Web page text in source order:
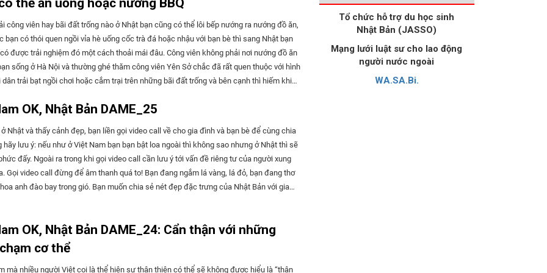
Đây cũng là một ngôi chùa nổi tiếng, lá đỏ vào mùa thu rất đẹp,
xanh tươi mát của mùa xuân cũng thật sự ngoạn mục. Có đường dẫn nước trong
xưa, cây cầu xây bằng gạch này từng được sử dụng làm đường dẫn nước, giờ đây nó
địa điểm cực kỳ nổi tiếng trên Instagram. Ngoài ra, còn có một cánh cổng lớn tên là
leo lên đó bạn có thể ngắm nhìn toàn cảnh thành phố Kyoto. Con dốc Keage
Tuy nhiên, ở khu vực có độ cao thấp chênh lệch lớn thì tàu không thể đi qua nên mọi
dùng xe đẩy để vận chuyển tàu. Incline chỉ tuyến đường sắt (đường ray xe lửa) được
kết nối với các tuyến đường thủy. "Keage Incline" gần chùa Nanzenji có độ dài
mùa xuân, hoa anh đào rất đẹp và mọi người đổ xô về đây để chụp ảnh post lên
Ảnh chụp của tác giả “Đường ray nghiêng Keage” ・339,
Higashiyama-ku, Kyoto ・Miễn phí ・Cách di chuyển: đi tàu điện ngầm từ
đúc ở chùa Nazenji và con dốc Keage, hãy thử ngồi nghỉ trên một băng ghế dài ngay
vực bao gồm đền thờ Heian Jingu, công viên Okazaki và bảo tàng mỹ thuật nối tiếp
cổng Torii khổng lồ của đền Heian Jingu và những hàng cây anh đào dọc theo con
"Lộ trình tản bộ nửa ngày" đã kết thúc.
anh rất rộng, chứa vừa một chiếc ô tô 7 chỗ và 3 chiếc xe máy. Ban ngày, anh mang xe
cửa để sử dụng phòng khách đúng mục đích tiếp khách. Đến tối, anh dẹp bàn ghế vào
nhà cho an toàn. Tôi hỏi tại sao anh không xây tầng hầm để đỗ xe. Anh
tiết Hà Nội mùa mưa dễ ngập, mùa xuân thì nồm nên tầng hầm hộ gia đình thực tế rất
này. Vì là người Việt, cũng từng chứng kiến vô số ngôi nhà tận dụng
làm nơi dựng xe máy, xe đạp và hiện tại là cả ô tô, nên tôi không lấy làm lạ. Tuy
một căn thì thường khi xây, người Nhật bao giờ cũng dành chỗ cho bãi đậu xe. Nhiều
dành tầng 1 làm gara. Nếu khi xây nhà mà biết tính trước, để dành chỗ cho
như ở Nhật Bản là tốt nhất, nhưng vẫn còn một bộ phận lớn người Việt suy nghĩ rằng,
trước rồi sau này có ô tô tính sau. Và điều đó dẫn tới những màn đỗ xe ô tô trong
hoặc thú vị hơn là nửa thân xe trong phòng khách, nửa còn lại ngoài sân. Nhà ở
xây 100% diện tích đất Một căn nhà ở Việt Nam Một người bạn Nhật của
trên. Tuy nhiên, ở Nhật thì khác. Không thể xây nhà trên 100% diện
Lý do là vì luật xây dựng của Nhật Bản có quy định về tỷ lệ được xây dựng so với
chia thành nhiều loại khác nhau. Cơ
chia làm 2 loại: “Khu vực dân cư”, “Khu vực công nghiệp” và “Khu vực thương mại”.
thể ăn uống hoặc nướng BBQ
công viên hay bãi đất trống nào ở Nhật bạn cũng có thể lôi bếp nướng ra nướng đồ ăn,
bạn có thói quen ngồi vỉa hè uống cốc trà đá hoặc nhậu với bạn bè thì sang Nhật bạn
trải nghiệm đó một cách thoải mái đâu. Công viên không phải nơi nướng đồ ăn
sống ở Hà Nội và thường ghé thăm công viên Yên Sở chắc đã rất quen thuộc với hình
dân trải bạt ngồi chơi hoặc cắm trại trên những bãi đất trống và bên cạnh thì hiếm khi
thận. Nhật Bản quy định rõ những khu vực được phép nướng đồ ăn. Thường thì công
tụ tập nướng đồ ăn hay kéo loa ra hát karaoke. Trừ mùa hoa anh đào nở, khi đó ta hay
người trải tấm nilon và vừa ăn uống vui vẻ vừa ngắm hoa anh đào nở rộ. Những
phép nướng đồ ăn thường là các địa điểm picnic nằm khá tách biệt với khu dân cư
bản an toàn về việc thoát khói, phòng cháy chữa cháy. Có những cơ sở cho phép
tự mang bếp đến nhưng cũng có những nơi cho thuê đồ dùng. Ngồi nhậu ở vỉa hè
vỉa hè, quán nhậu vỉa hè. Nói chung mọi hoạt động của dân ta đều có thể làm trên
tôi cũng là fan của một ly trà nóng kèm theo kẹo lạc vỉa hè. Tôi giữ nét văn hoá
Nhật. Còn nhớ một lần, sau khi mua một ly café và cái bánh bao từ cửa hàng tiện lợi,
bạn cùng lớp ra một góc vỉa hè ngồi nhâm nhi, nói chuyện phiếm. Chuyện tưởng như
OK, Nhật Bản DAME_25
Nhật và thấy cảnh đẹp, bạn liền gọi video call về cho gia đình và bạn bè để cùng chia
hãy lưu ý: nếu như ở Việt Nam bạn bạn bật loa ngoài thì không sao nhưng ở Nhật thì sẽ
đấy. Ngoài ra trong khi gọi video call cần lưu ý tới vấn đề riêng tư của người xung
đang thơ
anh đào bay trong gió. Bạn muốn chia sẻ nét đẹp đặc trưng của Nhật Bản với gia
luôn loa ngoài lên để bắt đầu một cuộc hội thoại mà những người đứng trong bán
đều có thể nghe được. Về cơ bản thì cũng chẳng ai để ý bạn đang nói gì, dù về mặt
Tuy nhiên nếu như đang ở Nhật thì đừng làm như vậy nhé. Hãy
và chọn cho bản thân một âm lượng hợp lý, đừng để xung quanh nghe thấy. Nói nhỏ
OK, Nhật Bản DAME_24: Cẩn thận với những
cơ thể
mà nhiều người Việt coi là thể hiện sự thân thiện có thể sẽ không được hiểu là “thân
Tổ chức hỗ trợ du học sinh
Nhật Bản (JASSO)
Mạng lưới luật sư cho lao động
người nước ngoài
WA.SA.Bi.